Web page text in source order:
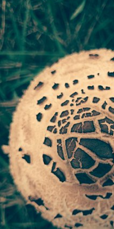
Roksana
#258